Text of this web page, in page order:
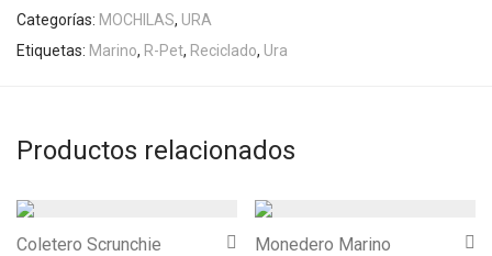
Categorías: MOCHILAS, URA
Etiquetas: Marino, R-Pet, Reciclado, Ura
Productos relacionados
Coletero Scrunchie
Monedero Marino